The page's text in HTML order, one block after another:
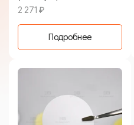
2 271 ₽
Подробнее